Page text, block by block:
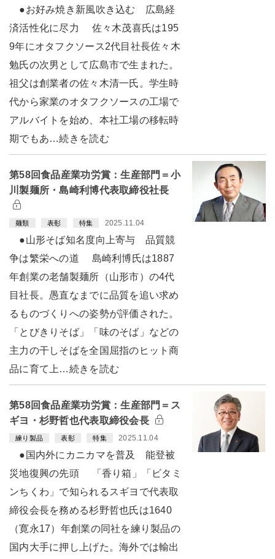
●お好み焼き新風吹き込む 広島経
済活性化に尽力 佐々木茂喜氏は195
9年にオタフクソース2代目社長佐々木
勉氏の次男として広島市で生まれた。
祖父は創業者の佐々木清一氏。学生時
代から家業のオタフクソースの工場で
アルバイトを始め、本社工場の移転時
期でもあ…続きを読む
第58回食品産業功労賞：生産部門＝小
川製麺所・島崎利博代表取締役社長
麺類 表彰 特集 2025.11.04
●山形そば知名度向上寄与 品質競
争は繁栄への道 島崎利博氏は1887
年創業の老舗製麺所（山形市）の4代
目社長。愚直なまでに品質を追い求め
るものづくりへの姿勢が評価された。
「とびきりそば」「味のそば」などの
主力の干しそばを全国屈指のヒット商
品に育て上…続きを読む
第58回食品産業功労賞：生産部門＝ス
ギヨ・杉野哲也代表取締役会長
練り製品 表彰 特集 2025.11.04
●国内外にカニカマを普及 能登被
災地復興の先頭 「香り箱」「ビタミ
ンちくわ」で知られるスギヨで代表取
締役会長を務める杉野哲也氏は1640
（寛永17）年創業の同社を練り製品の
国内大手に押し上げた。海外では輸出